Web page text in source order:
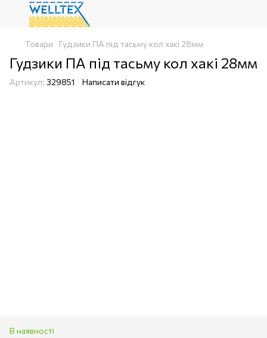
Товари Гудзики ПА під тасьму кол хакі 28мм
Гудзики ПА під тасьму кол хакі 28мм
Артикул: 329851 Написати відгук
В наявності